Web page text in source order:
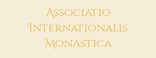
Associatio
Internationalis
MonAstica